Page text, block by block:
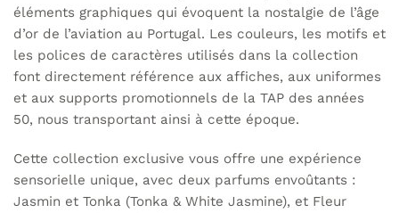
éléments graphiques qui évoquent la nostalgie de l’âge
d’or de l’aviation au Portugal. Les couleurs, les motifs et
les polices de caractères utilisés dans la collection
font directement référence aux affiches, aux uniformes
et aux supports promotionnels de la TAP des années
50, nous transportant ainsi à cette époque.
Cette collection exclusive vous offre une expérience
sensorielle unique, avec deux parfums envoûtants :
Jasmin et Tonka (Tonka & White Jasmine), et Fleur